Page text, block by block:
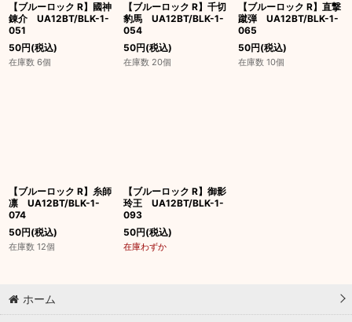
【ブルーロック R】國神
錬介 UA12BT/BLK-1-
051
50円(税込)
在庫数 6個
【ブルーロック R】千切
豹馬 UA12BT/BLK-1-
054
50円(税込)
在庫数 20個
【ブルーロック R】直撃
蹴弾 UA12BT/BLK-1-
065
50円(税込)
在庫数 10個
【ブルーロック R】糸師
凛 UA12BT/BLK-1-
074
50円(税込)
在庫数 12個
【ブルーロック R】御影
玲王 UA12BT/BLK-1-
093
50円(税込)
在庫わずか
ホーム